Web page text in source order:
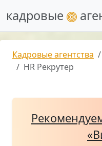
кадровые
Кадровые агентства
HR Рекрутер